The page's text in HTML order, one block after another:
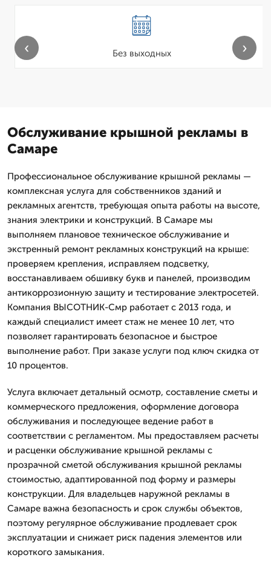
Без выходных
‹ ›
Обслуживание крышной рекламы в
Самаре
Профессиональное обслуживание крышной рекламы —
комплексная услуга для собственников зданий и
рекламных агентств, требующая опыта работы на высоте,
знания электрики и конструкций. В Самаре мы
выполняем плановое техническое обслуживание и
экстренный ремонт рекламных конструкций на крыше:
проверяем крепления, исправляем подсветку,
восстанавливаем обшивку букв и панелей, производим
антикоррозионную защиту и тестирование электросетей.
Компания ВЫСОТНИК-Смр работает с 2013 года, и
каждый специалист имеет стаж не менее 10 лет, что
позволяет гарантировать безопасное и быстрое
выполнение работ. При заказе услуги под ключ скидка от
10 процентов.
Услуга включает детальный осмотр, составление сметы и
коммерческого предложения, оформление договора
обслуживания и последующее ведение работ в
соответствии с регламентом. Мы предоставляем расчеты
и расценки обслуживание крышной рекламы с
прозрачной сметой обслуживания крышной рекламы
стоимостью, адаптированной под форму и размеры
конструкции. Для владельцев наружной рекламы в
Самаре важна безопасность и срок службы объектов,
поэтому регулярное обслуживание продлевает срок
эксплуатации и снижает риск падения элементов или
короткого замыкания.